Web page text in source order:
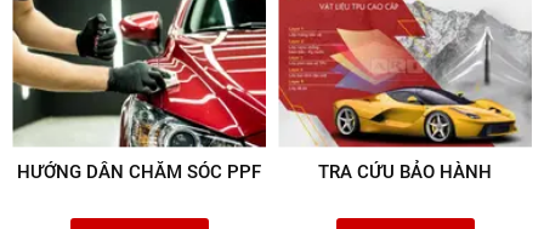
HƯỚNG DẪN CHĂM SÓC PPF TRA CỨU BẢO HÀNH